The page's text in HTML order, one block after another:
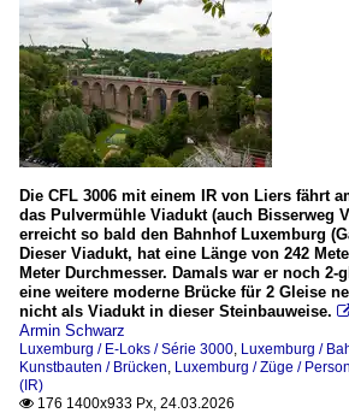
Die CFL 3006 mit einem IR von Liers fährt
das Pulvermühle Viadukt (auch Bisserweg
erreicht so bald den Bahnhof Luxemburg
Dieser Viadukt, hat eine Länge von 242
Meter Durchmesser. Damals war er noch 2-
eine weitere moderne Brücke für 2 Gleise
nicht als Viadukt in dieser Steinbauweise.
Armin Schwarz
Luxemburg / E-Loks / Série 3000, Luxemburg /
Kunstbauten / Brücken, Luxemburg / Züge /
(IR)
 176 1400x933 Px, 24.03.2026